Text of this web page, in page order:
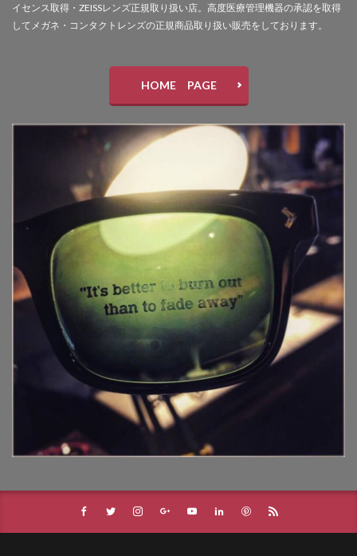
イセンス取得・ZEISSレンズ正規取り扱い店。高度医療管理機器の承認を取得
してメガネ・コンタクトレンズの正規商品取り扱い販売をしております。
HOME PAGE